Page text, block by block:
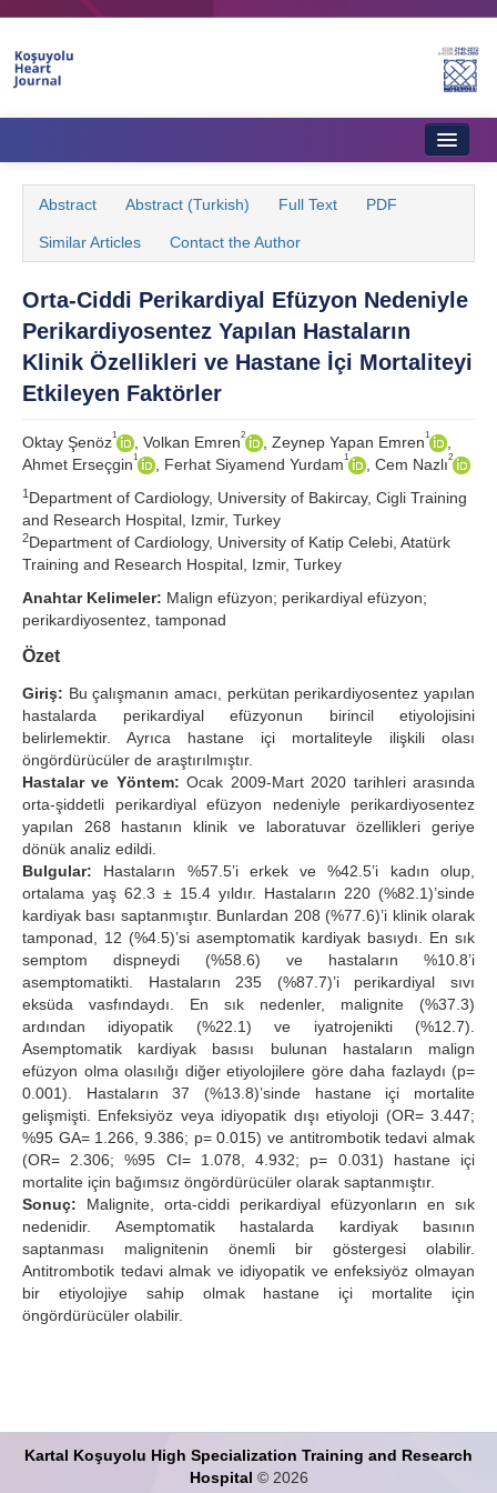
Aims & Scope
Editorial Board
Instructions to Authors
Instructions to Reviewers
Ethics & Policies
Abstract Abstract (Turkish) Full Text PDF
Similar Articles Contact the Author
Orta-Ciddi Perikardiyal Efüzyon Nedeniyle
Perikardiyosentez Yapılan Hastaların
Klinik Özellikleri ve Hastane İçi Mortaliteyi
Etkileyen Faktörler
Oktay Şenöz1 , Volkan Emren2 , Zeynep Yapan Emren1
Ahmet Erseçgin1 , Ferhat Siyamend Yurdam1 , Cem Nazlı2
1 Department of Cardiology, University of Bakircay, Cigli Training
and Research Hospital, Izmir, Turkey
2Department of Cardiology, University of Katip Celebi, Atatürk
Training and Research Hospital, Izmir, Turkey
Anahtar Kelimeler: Malign efüzyon; perikardiyal efüzyon;
perikardiyosentez, tamponad
Özet
Giriş: Bu çalışmanın amacı, perkütan perikardiyosentez yapılan
hastalarda perikardiyal efüzyonun birincil etiyolojisini
belirlemektir. Ayrıca hastane içi mortaliteyle ilişkili olası
öngördürücüler de araştırılmıştır.
Hastalar ve Yöntem: Ocak 2009-Mart 2020 tarihleri arasında
orta-şiddetli perikardiyal efüzyon nedeniyle perikardiyosentez
yapılan 268 hastanın klinik ve laboratuvar özellikleri geriye
dönük analiz edildi.
Bulgular: Hastaların %57.5’i erkek ve %42.5’i kadın olup,
ortalama yaş 62.3 ± 15.4 yıldır. Hastaların 220 (%82.1)’sinde
kardiyak bası saptanmıştır. Bunlardan 208 (%77.6)’i klinik olarak
tamponad, 12 (%4.5)’si asemptomatik kardiyak basıydı. En sık
semptom dispneydi (%58.6) ve hastaların %10.8’i
asemptomatikti. Hastaların 235 (%87.7)’i perikardiyal sıvı
eksüda vasfındaydı. En sık nedenler, malignite (%37.3)
ardından idiyopatik (%22.1) ve iyatrojenikti (%12.7).
Asemptomatik kardiyak basısı bulunan hastaların malign
efüzyon olma olasılığı diğer etiyolojilere göre daha fazlaydı (p=
0.001). Hastaların 37 (%13.8)’sinde hastane içi mortalite
gelişmişti. Enfeksiyöz veya idiyopatik dışı etiyoloji (OR= 3.447;
%95 GA= 1.266, 9.386; p= 0.015) ve antitrombotik tedavi almak
(OR= 2.306; %95 CI= 1.078, 4.932; p= 0.031) hastane içi
mortalite için bağımsız öngördürücüler olarak saptanmıştır.
Sonuç: Malignite, orta-ciddi perikardiyal efüzyonların en sık
nedenidir. Asemptomatik hastalarda kardiyak basının
saptanması malignitenin önemli bir göstergesi olabilir.
Antitrombotik tedavi almak ve idiyopatik ve enfeksiyöz olmayan
bir etiyolojiye sahip olmak hastane içi mortalite için
öngördürücüler olabilir.
Kartal Koşuyolu High Specialization Training and Research
Hospital © 2026